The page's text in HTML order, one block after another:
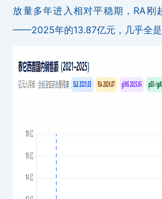
放量多年进入相对平稳期，RA刚
——2025年的13.87亿元，几乎全是"